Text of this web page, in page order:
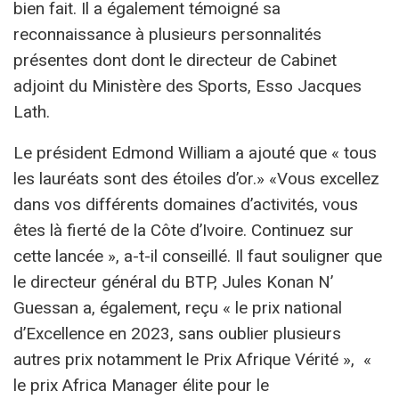
bien fait. Il a également témoigné sa
reconnaissance à plusieurs personnalités
présentes dont dont le directeur de Cabinet
adjoint du Ministère des Sports, Esso Jacques
Lath.
Le président Edmond William a ajouté que « tous
les lauréats sont des étoiles d’or.» «Vous excellez
dans vos différents domaines d’activités, vous
êtes là fierté de la Côte d’Ivoire. Continuez sur
cette lancée », a-t-il conseillé. Il faut souligner que
le directeur général du BTP, Jules Konan N’
Guessan a, également, reçu « le prix national
d’Excellence en 2023, sans oublier plusieurs
autres prix notamment le Prix Afrique Vérité », «
le prix Africa Manager élite pour le